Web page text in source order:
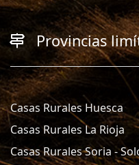
Provincias
Casas Rurales Huesca
Casas Rurales La Rioja
Casas Rurales Soria -